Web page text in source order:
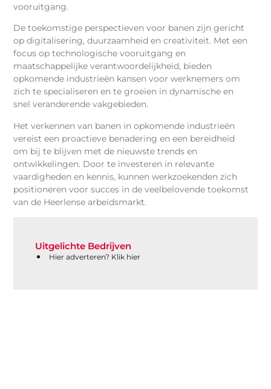
vooruitgang.
De toekomstige perspectieven voor banen zijn gericht
op digitalisering, duurzaamheid en creativiteit. Met een
focus op technologische vooruitgang en
maatschappelijke verantwoordelijkheid, bieden
opkomende industrieën kansen voor werknemers om
zich te specialiseren en te groeien in dynamische en
snel veranderende vakgebieden.
Het verkennen van banen in opkomende industrieën
vereist een proactieve benadering en een bereidheid
om bij te blijven met de nieuwste trends en
ontwikkelingen. Door te investeren in relevante
vaardigheden en kennis, kunnen werkzoekenden zich
positioneren voor succes in de veelbelovende toekomst
van de Heerlense arbeidsmarkt.
Uitgelichte Bedrijven
Hier adverteren? Klik hier